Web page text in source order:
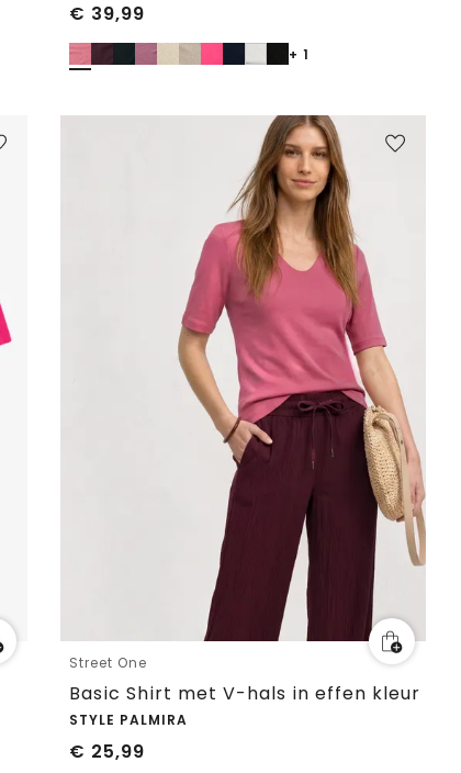
€ 39,99
+ 1
Street One
Basic Shirt met V-hals in effen kleur
STYLE PALMIRA
€ 25,99